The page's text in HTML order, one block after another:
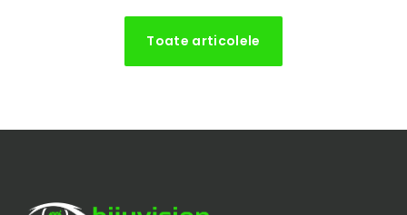
Toate articolele